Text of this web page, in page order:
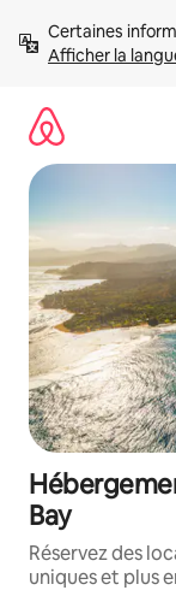
directement
Afficher la
Bay
Réservez des
uniques et plus